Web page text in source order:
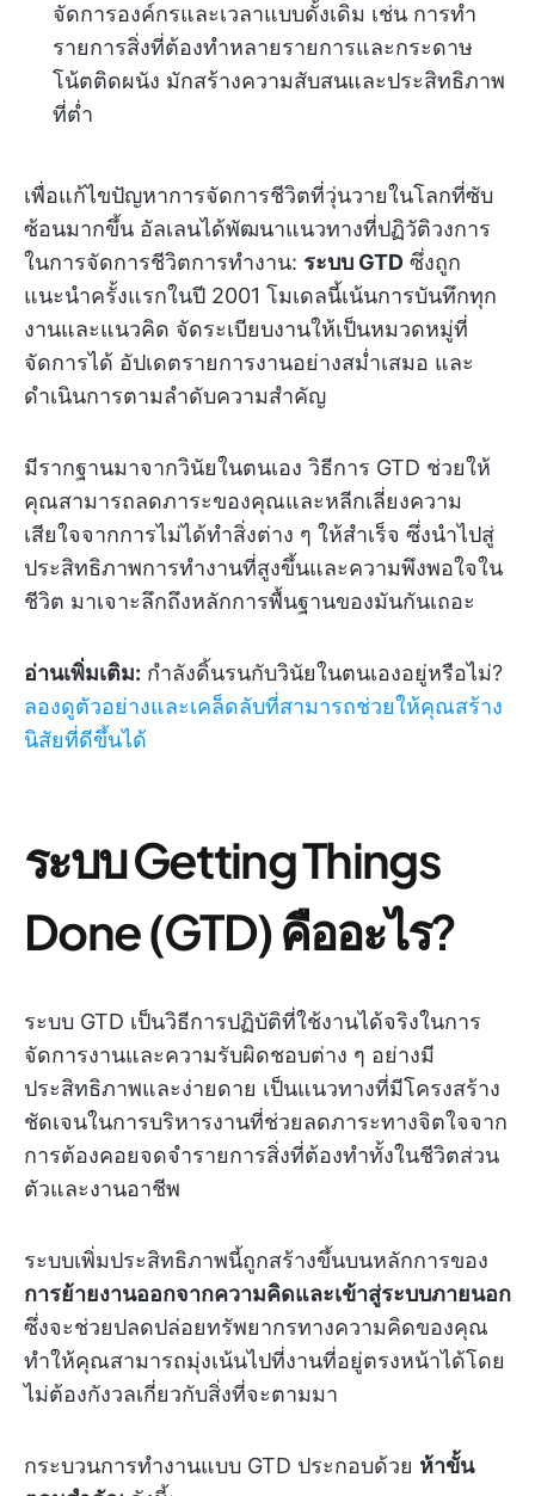
จัดการองค์กรและเวลาแบบดั้งเดิม เช่น การทำ
รายการสิ่งที่ต้องทำหลายรายการและกระดาษ
โน้ตติดผนัง มักสร้างความสับสนและประสิทธิภาพ
ที่ต่ำ
เพื่อแก้ไขปัญหาการจัดการชีวิตที่วุ่นวายในโลกที่ซับ
ซ้อนมากขึ้น อัลเลนได้พัฒนาแนวทางที่ปฏิวัติวงการ
ในการจัดการชีวิตการทำงาน: ระบบ GTD ซึ่งถูก
แนะนำครั้งแรกในปี 2001 โมเดลนี้เน้นการบันทึกทุก
งานและแนวคิด จัดระเบียบงานให้เป็นหมวดหมู่ที่
จัดการได้ อัปเดตรายการงานอย่างสม่ำเสมอ และ
ดำเนินการตามลำดับความสำคัญ
มีรากฐานมาจากวินัยในตนเอง วิธีการ GTD ช่วยให้
คุณสามารถลดภาระของคุณและหลีกเลี่ยงความ
เสียใจจากการไม่ได้ทำสิ่งต่าง ๆ ให้สำเร็จ ซึ่งนำไปสู่
ประสิทธิภาพการทำงานที่สูงขึ้นและความพึงพอใจใน
ชีวิต มาเจาะลึกถึงหลักการพื้นฐานของมันกันเถอะ
อ่านเพิ่มเติม: กำลังดิ้นรนกับวินัยในตนเองอยู่หรือไม่?
ลองดูตัวอย่างและเคล็ดลับที่สามารถช่วยให้คุณสร้าง
นิสัยที่ดีขึ้นได้
ระบบ Getting Things
Done (GTD) คืออะไร?
ระบบ GTD เป็นวิธีการปฏิบัติที่ใช้งานได้จริงในการ
จัดการงานและความรับผิดชอบต่าง ๆ อย่างมี
ประสิทธิภาพและง่ายดาย เป็นแนวทางที่มีโครงสร้าง
ชัดเจนในการบริหารงานที่ช่วยลดภาระทางจิตใจจาก
การต้องคอยจดจำรายการสิ่งที่ต้องทำทั้งในชีวิตส่วน
ตัวและงานอาชีพ
ระบบเพิ่มประสิทธิภาพนี้ถูกสร้างขึ้นบนหลักการของ
การย้ายงานออกจากความคิดและเข้าสู่ระบบภายนอก
ซึ่งจะช่วยปลดปล่อยทรัพยากรทางความคิดของคุณ
ทำให้คุณสามารถมุ่งเน้นไปที่งานที่อยู่ตรงหน้าได้โดย
ไม่ต้องกังวลเกี่ยวกับสิ่งที่จะตามมา
กระบวนการทำงานแบบ GTD ประกอบด้วย ห้าขั้น